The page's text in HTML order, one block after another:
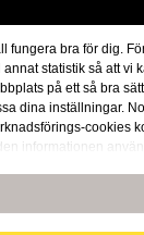
fungera bra för dig.
statistik så att vi
på ett så bra
dina inställningar.
cookies
informationen
som ställs
personuppgifter. De
av att veta